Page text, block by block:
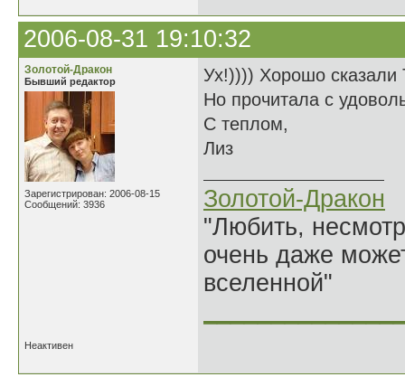
2006-08-31 19:10:32
Золотой-Дракон
Бывший редактор
Зарегистрирован: 2006-08-15
Сообщений: 3936
Ух!)))) Хорошо
Но прочитала с
С теплом,
Лиз
Золотой-Дракон
"Любить,
очень даже
вселенной"
Неактивен